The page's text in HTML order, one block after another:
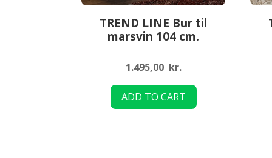
TREND LINE Bur til
marsvin 104 cm.
1.495,00 kr.
ADD TO CART